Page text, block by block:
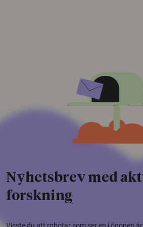
Nyhetsbrev med
forskning
Visste du att robotar som ser en i ögonen